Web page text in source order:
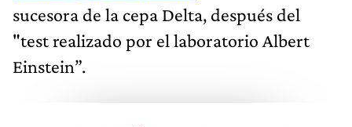
sucesora de la cepa Delta, después del
"test realizado por el laboratorio Albert
Einstein”.